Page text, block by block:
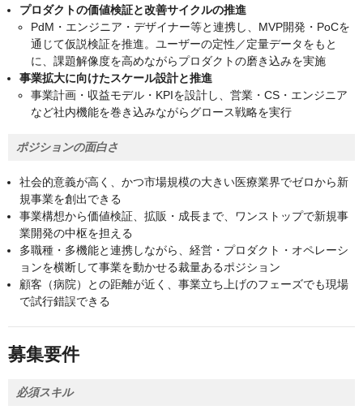
プロダクトの価値検証と改善サイクルの推進
PdM・エンジニア・デザイナー等と連携し、MVP開発・PoCを
通じて仮説検証を推進。ユーザーの定性／定量データをもと
に、課題解像度を高めながらプロダクトの磨き込みを実施
事業拡大に向けたスケール設計と推進
事業計画・収益モデル・KPIを設計し、営業・CS・エンジニア
など社内機能を巻き込みながらグロース戦略を実行
ポジションの面白さ
社会的意義が高く、かつ市場規模の大きい医療業界でゼロから新
規事業を創出できる
事業構想から価値検証、拡販・成長まで、ワンストップで新規事
業開発の中枢を担える
多職種・多機能と連携しながら、経営・プロダクト・オペレーシ
ョンを横断して事業を動かせる裁量あるポジション
顧客（病院）との距離が近く、事業立ち上げのフェーズでも現場
で試行錯誤できる
募集要件
必須スキル